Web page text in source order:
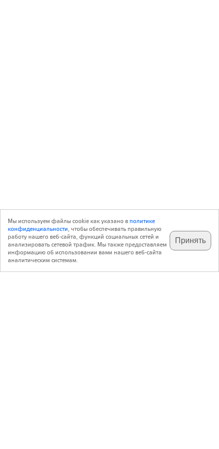
подпишитесь на наш
телеграм @archi_ru
✕
с 20 июля 1999 г.
Мы используем файлы cookie как указано вполитике
конфиденциальности, чтобы обеспечивать правильную
работу нашего веб-сайта, функций социальных сетей и
анализировать сетевой трафик. Мы также предоставляем
информацию об использовании вами нашего веб-сайта
аналитическим системам.
Принять